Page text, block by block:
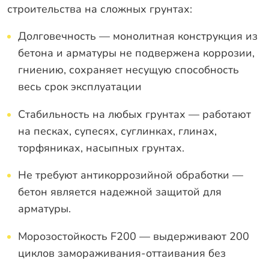
строительства на сложных грунтах:
Долговечность — монолитная конструкция из
бетона и арматуры не подвержена коррозии,
гниению, сохраняет несущую способность
весь срок эксплуатации
Стабильность на любых грунтах — работают
на песках, супесях, суглинках, глинах,
торфяниках, насыпных грунтах.
Не требуют антикоррозийной обработки —
бетон является надежной защитой для
арматуры.
Морозостойкость F200 — выдерживают 200
циклов замораживания-оттаивания без